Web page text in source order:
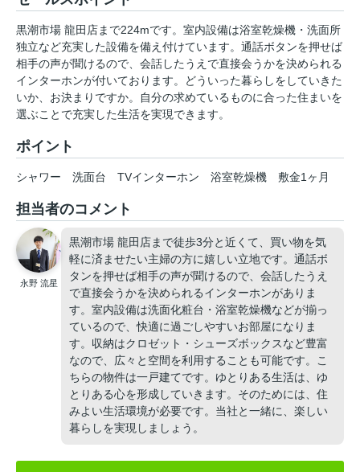
黒潮市場 龍田店まで224mです。室内設備は浴室乾燥機・洗面所
独立など充実した設備を備え付けています。通話ボタンを押せば
相手の声が聞けるので、会話したうえで直接会うかを決められる
インターホンが付いております。どういった暮らしをしていきた
いか、お決まりですか。自分の求めているものに合った住まいを
選ぶことで充実した生活を実現できます。
ポイント
シャワー 洗面台 TVインターホン 浴室乾燥機 敷金1ヶ月
担当者のコメント
永野 流星
黒潮市場 龍田店まで徒歩3分と近くて、買い物を気
軽に済ませたい主婦の方に嬉しい立地です。通話ボ
タンを押せば相手の声が聞けるので、会話したうえ
で直接会うかを決められるインターホンがありま
す。室内設備は洗面化粧台・浴室乾燥機などが揃っ
ているので、快適に過ごしやすいお部屋になりま
す。収納はクロゼット・シューズボックスなど豊富
なので、広々と空間を利用することも可能です。こ
ちらの物件は一戸建てです。ゆとりある生活は、ゆ
とりある心を形成していきます。そのためには、住
みよい生活環境が必要です。当社と一緒に、楽しい
暮らしを実現しましょう。